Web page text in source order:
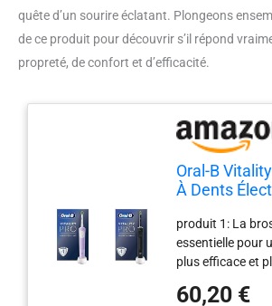
quête d’un sourire éclatant. Plongeons
de ce produit pour découvrir s’il répond
propreté, de confort et d’efficacité.
Oral-B
À Dents
Vitality Pro
Dents
Brossette
produit 1: La
essentielle pour
plus efficace et
2D unique
60,20 €